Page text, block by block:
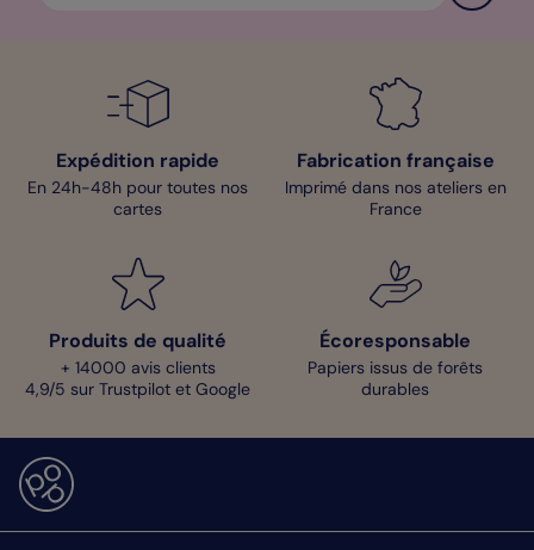
Expédition rapide
En 24h-48h pour toutes nos
cartes
Fabrication française
Imprimé dans nos ateliers en
France
Produits de qualité
+ 14000 avis clients
4,9/5 sur Trustpilot et Google
Écoresponsable
Papiers issus de forêts
durables